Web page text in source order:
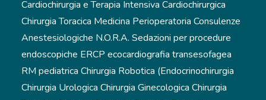
Cardiochirurgia e Terapia Intensiva Cardiochirurgica
Chirurgia Toracica Medicina Perioperatoria Consulenze
Anestesiologiche N.O.R.A. Sedazioni per procedure
endoscopiche ERCP ecocardiografia transesofagea
RM pediatrica Chirurgia Robotica (Endocrinochirurgia
Chirurgia Urologica Chirurgia Ginecologica Chirurgia